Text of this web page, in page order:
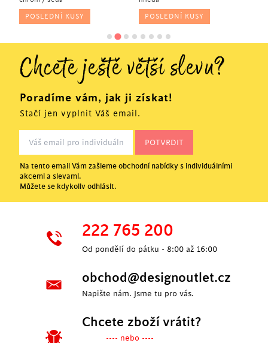
POSLEDNÍ KUSY POSLEDNÍ KUSY
Chcete ještě větší slevu?
Poradíme vám, jak ji získat!
Stačí jen vyplnit Váš email.
Na tento email Vám zašleme obchodní nabídky s individuálními
akcemi a slevami.
Můžete se kdykoliv odhlásit.
222 765 200
Od pondělí do pátku - 8:00 až 16:00
obchod@designoutlet.cz
Napište nám. Jsme tu pro vás.
Chcete zboží vrátit?
---- nebo ----